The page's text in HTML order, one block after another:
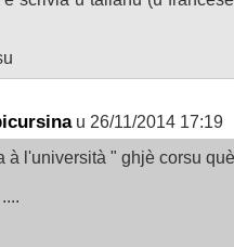
u 26/11/2014 17:19
à l'università " ghjè corsu